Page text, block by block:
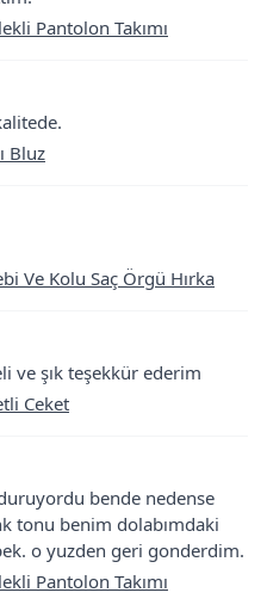
Pantolon Takımı
Bluz
Ve Kolu Saç Örgü Hırka
ve şık teşekkür ederim
Ceket
bende nedense
tonu benim dolabımdaki
o yuzden geri gonderdim.
Pantolon Takımı